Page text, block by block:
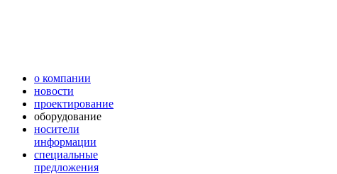
о компании
новости
проектирование
оборудование
носители
информации
специальные
предложения